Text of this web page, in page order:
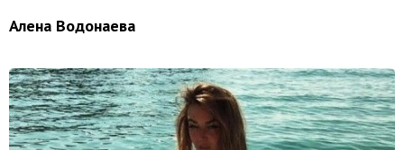
Алена Водонаева